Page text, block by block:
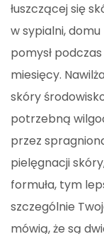
łuszczącej się
w sypialni,
pomysł
miesięcy.
skóry
potrzebną
przez
pielęgnacji
formuła, tym
szczególnie
mówią, że są